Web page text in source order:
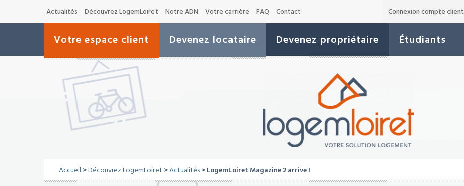
Actualités Découvrez LogemLoiret Notre ADN Votre carrière FAQ Contact Connexion compte client
Votre espace client Devenez locataire Devenez propriétaire Étudiants
Accueil >Découvrez LogemLoiret >Actualités > LogemLoiret Magazine 2 arrive !